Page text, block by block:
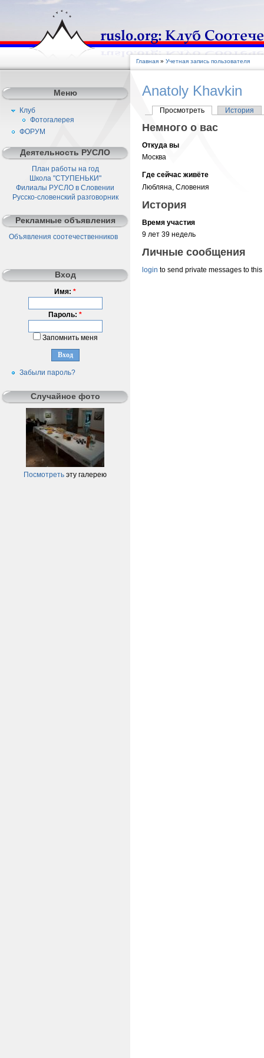
Главная » Учетная запись пользователя
Anatoly Khavkin
Просмотреть История
Немного о вас
Откуда вы
Москва
Где сейчас живёте
Любляна, Словения
История
Время участия
9 лет 39 недель
Личные сообщения
login to send private messages to this
Меню
Клуб
Фотогалерея
ФОРУМ
Деятельность РУСЛО
План работы на год
Школа "СТУПЕНЬКИ"
Филиалы РУСЛО в Словении
Русско-словенский разговорник
Рекламные объявления
Объявления соотечественников
Вход
Имя: *
Пароль: *
Запомнить меня
Забыли пароль?
Случайное фото
Посмотреть эту галерею